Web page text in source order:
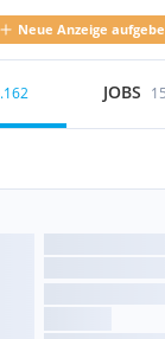
Neue Anzeige
JOBS